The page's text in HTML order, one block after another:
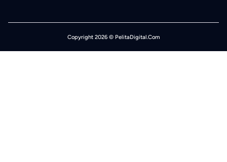
Copyright 2026 © PelitaDigital.Com